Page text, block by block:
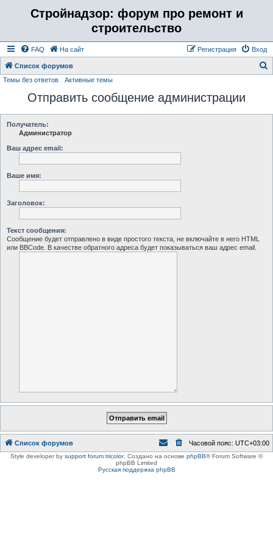
Стройнадзор: форум про ремонт и
строительство
FAQ На сайт Вход
Регистрация
Список форумов
Темы без ответов Активные темы
Отправить сообщение администрации
Получатель:
Администратор
Ваш адрес email:
Ваше имя:
Заголовок:
Текст сообщения:
Сообщение будет отправлено в виде простого текста, не включайте в него HTML
или BBCode. В качестве обратного адреса будет показываться ваш адрес email.
Список форумов Часовой пояс: UTC+03:00
Style developer by support forum tricolor, Создано на основе phpBB® Forum Software ©
phpBB Limited
Русская поддержка phpBB